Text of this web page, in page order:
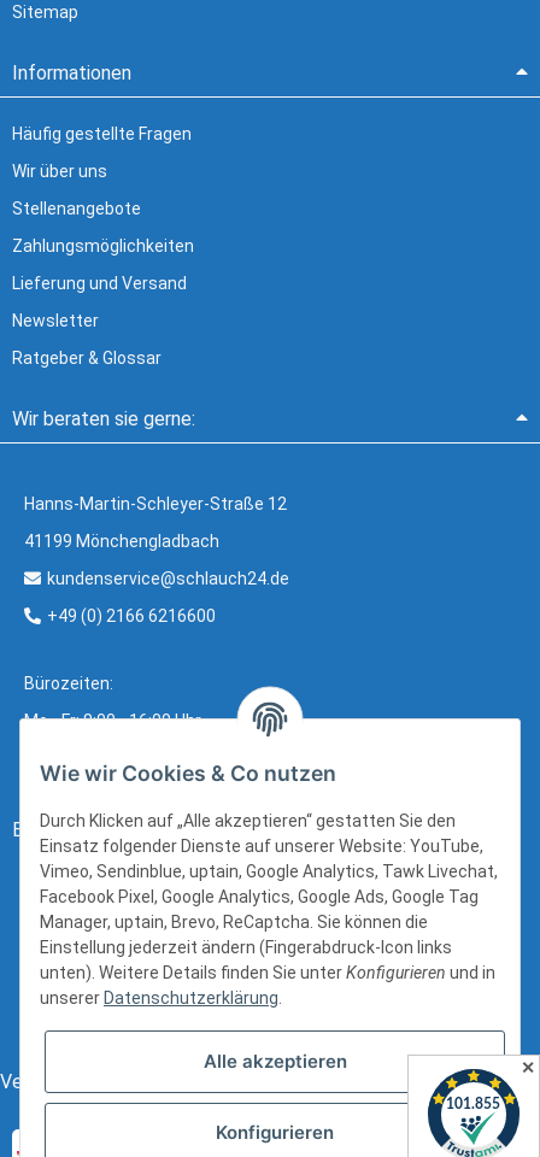
Sitemap
Informationen
Häufig gestellte Fragen
Wir über uns
Stellenangebote
Zahlungsmöglichkeiten
Lieferung und Versand
Newsletter
Ratgeber & Glossar
Wir beraten sie gerne:
Hanns-Martin-Schleyer-Straße 12
41199 Mönchengladbach
kundenservice@schlauch24.de
+49 (0) 2166 6216600
Bürozeiten:
Mo - Fr: 8:00 - 16:00 Uhr
Bezahlung:
Versand:
Wie wir Cookies & Co nutzen
Durch Klicken auf „Alle akzeptieren“ gestatten Sie den
Einsatz folgender Dienste auf unserer Website: YouTube,
Vimeo, Sendinblue, uptain, Google Analytics, Tawk Livechat,
Facebook Pixel, Google Analytics, Google Ads, Google Tag
Manager, uptain, Brevo, ReCaptcha. Sie können die
Einstellung jederzeit ändern (Fingerabdruck-Icon links
unten). Weitere Details finden Sie unterKonfigurieren und in
unserer Datenschutzerklärung.
Alle akzeptieren
Konfigurieren
✕